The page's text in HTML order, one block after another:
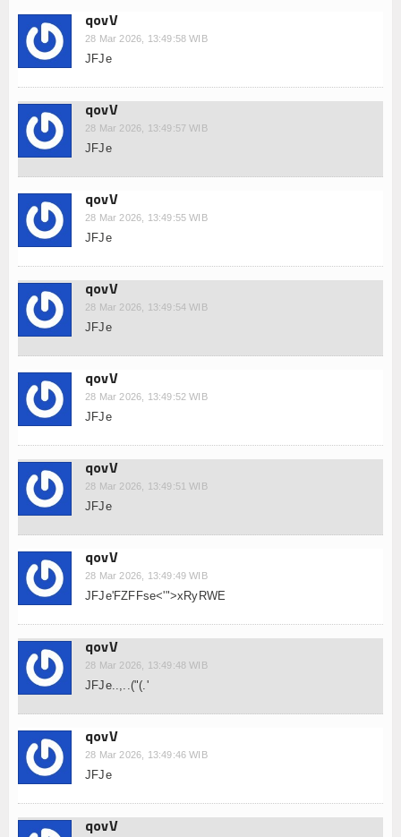
Dalam Negeri
Hubungi Kami
qovV
28 Mar 2026, 13:49:58 WIB
JFJe
qovV
28 Mar 2026, 13:49:57 WIB
JFJe
qovV
28 Mar 2026, 13:49:55 WIB
JFJe
qovV
28 Mar 2026, 13:49:54 WIB
JFJe
qovV
28 Mar 2026, 13:49:52 WIB
JFJe
qovV
28 Mar 2026, 13:49:51 WIB
JFJe
qovV
28 Mar 2026, 13:49:49 WIB
JFJe'FZFFse<'">xRyRWE
qovV
28 Mar 2026, 13:49:48 WIB
JFJe..,..("(.'
qovV
28 Mar 2026, 13:49:46 WIB
JFJe
qovV